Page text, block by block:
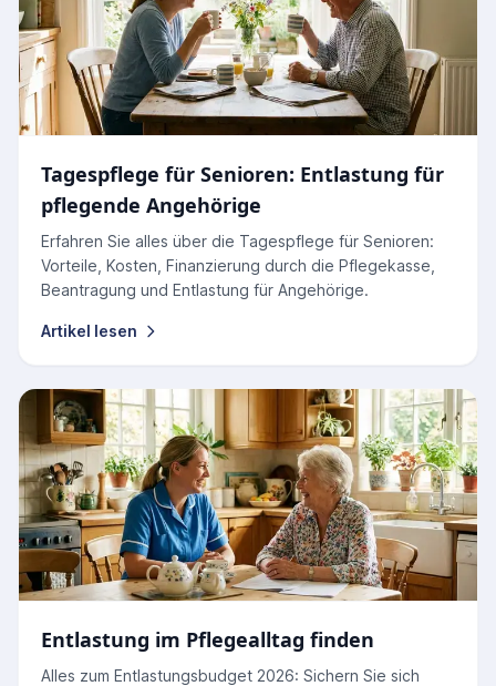
Tagespflege für Senioren: Entlastung für
pflegende Angehörige
Erfahren Sie alles über die Tagespflege für Senioren:
Vorteile, Kosten, Finanzierung durch die Pflegekasse,
Beantragung und Entlastung für Angehörige.
Artikel lesen
Entlastung im Pflegealltag finden
Alles zum Entlastungsbudget 2026: Sichern Sie sich